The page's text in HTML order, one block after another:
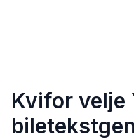
Kvifor velje